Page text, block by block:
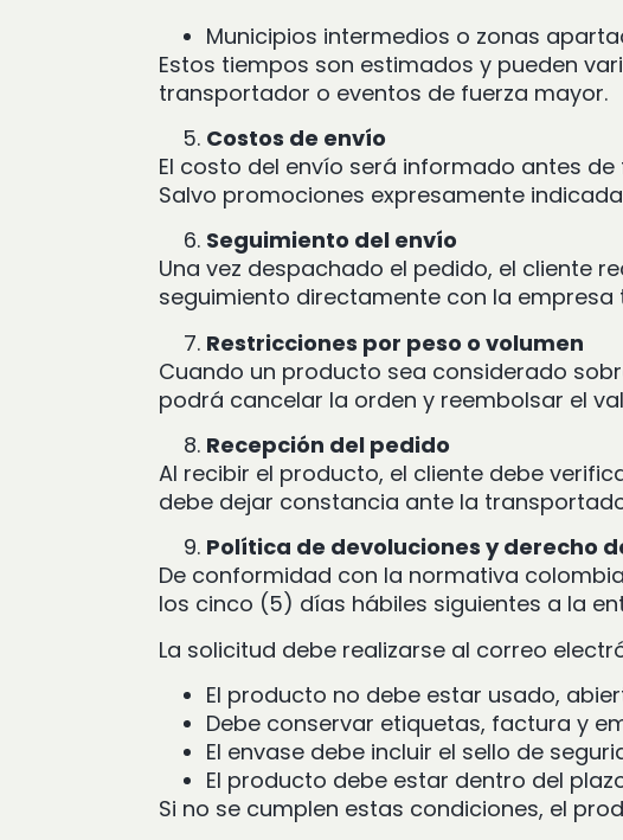
Municipios intermedios o zonas
Estos tiempos son estimados y pueden
transportador o eventos de fuerza mayor.
Costos de envío
El costo del envío será informado antes
Salvo promociones expresamente
Seguimiento del envío
Una vez despachado el pedido, el cliente
seguimiento directamente con la
Restricciones por peso o volumen
Cuando un producto sea considerado
podrá cancelar la orden y reembolsar el
Recepción del pedido
Al recibir el producto, el cliente debe
debe dejar constancia ante la
Política de devoluciones y derecho
De conformidad con la normativa
los cinco (5) días hábiles siguientes a la
La solicitud debe realizarse al correo
El producto no debe estar usado,
Debe conservar etiquetas, factura y
El envase debe incluir el sello de
El producto debe estar dentro del
Si no se cumplen estas condiciones, el